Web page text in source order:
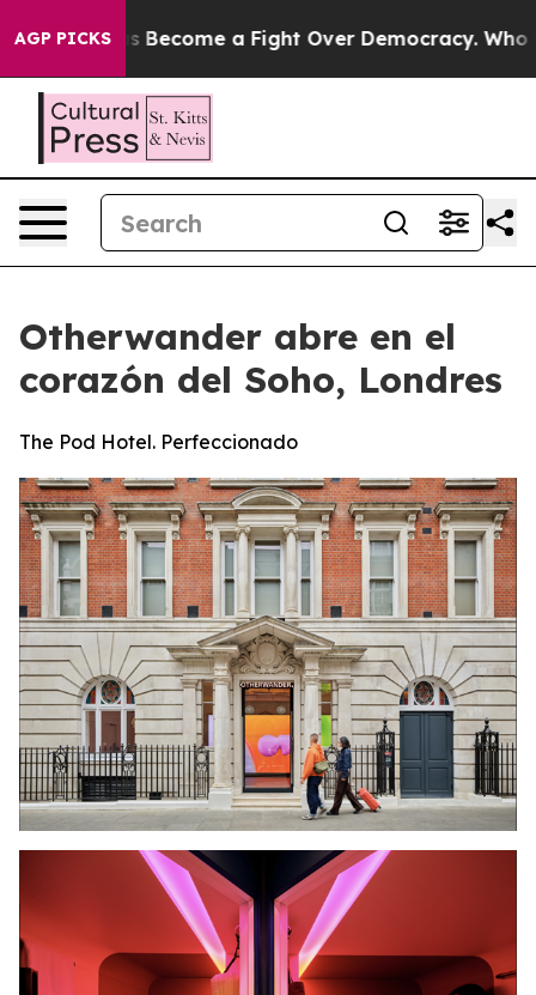
AGP PICKS
Become a Fight Over Democracy. Who
Otherwander abre en el
corazón del Soho, Londres
The Pod Hotel. Perfeccionado